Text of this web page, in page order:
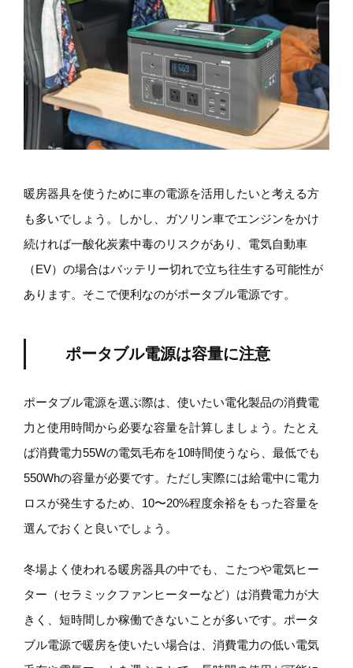
暖房器具を使うために車の電源を活用したいと考える方
も多いでしょう。しかし、ガソリン車でエンジンをかけ
続ければ一酸化炭素中毒のリスクがあり、電気自動車
（EV）の場合はバッテリー切れで立ち往生する可能性が
あります。そこで便利なのがポータブル電源です。
ポータブル電源は容量に注意
ポータブル電源を選ぶ際は、使いたい電化製品の消費電
力と使用時間から必要な容量を計算しましょう。たとえ
ば消費電力55Wの電気毛布を10時間使うなら、最低でも
550Whの容量が必要です。ただし実際には給電中に電力
ロスが発生するため、10〜20%程度余裕をもった容量を
選んでおくと良いでしょう。
冬場よく使われる暖房器具の中でも、こたつや電気ヒー
ター（セラミックファンヒーターなど）は消費電力が大
きく、短時間しか稼働できないことが多いです。ポータ
ブル電源で暖房を使いたい場合は、消費電力の低い電気